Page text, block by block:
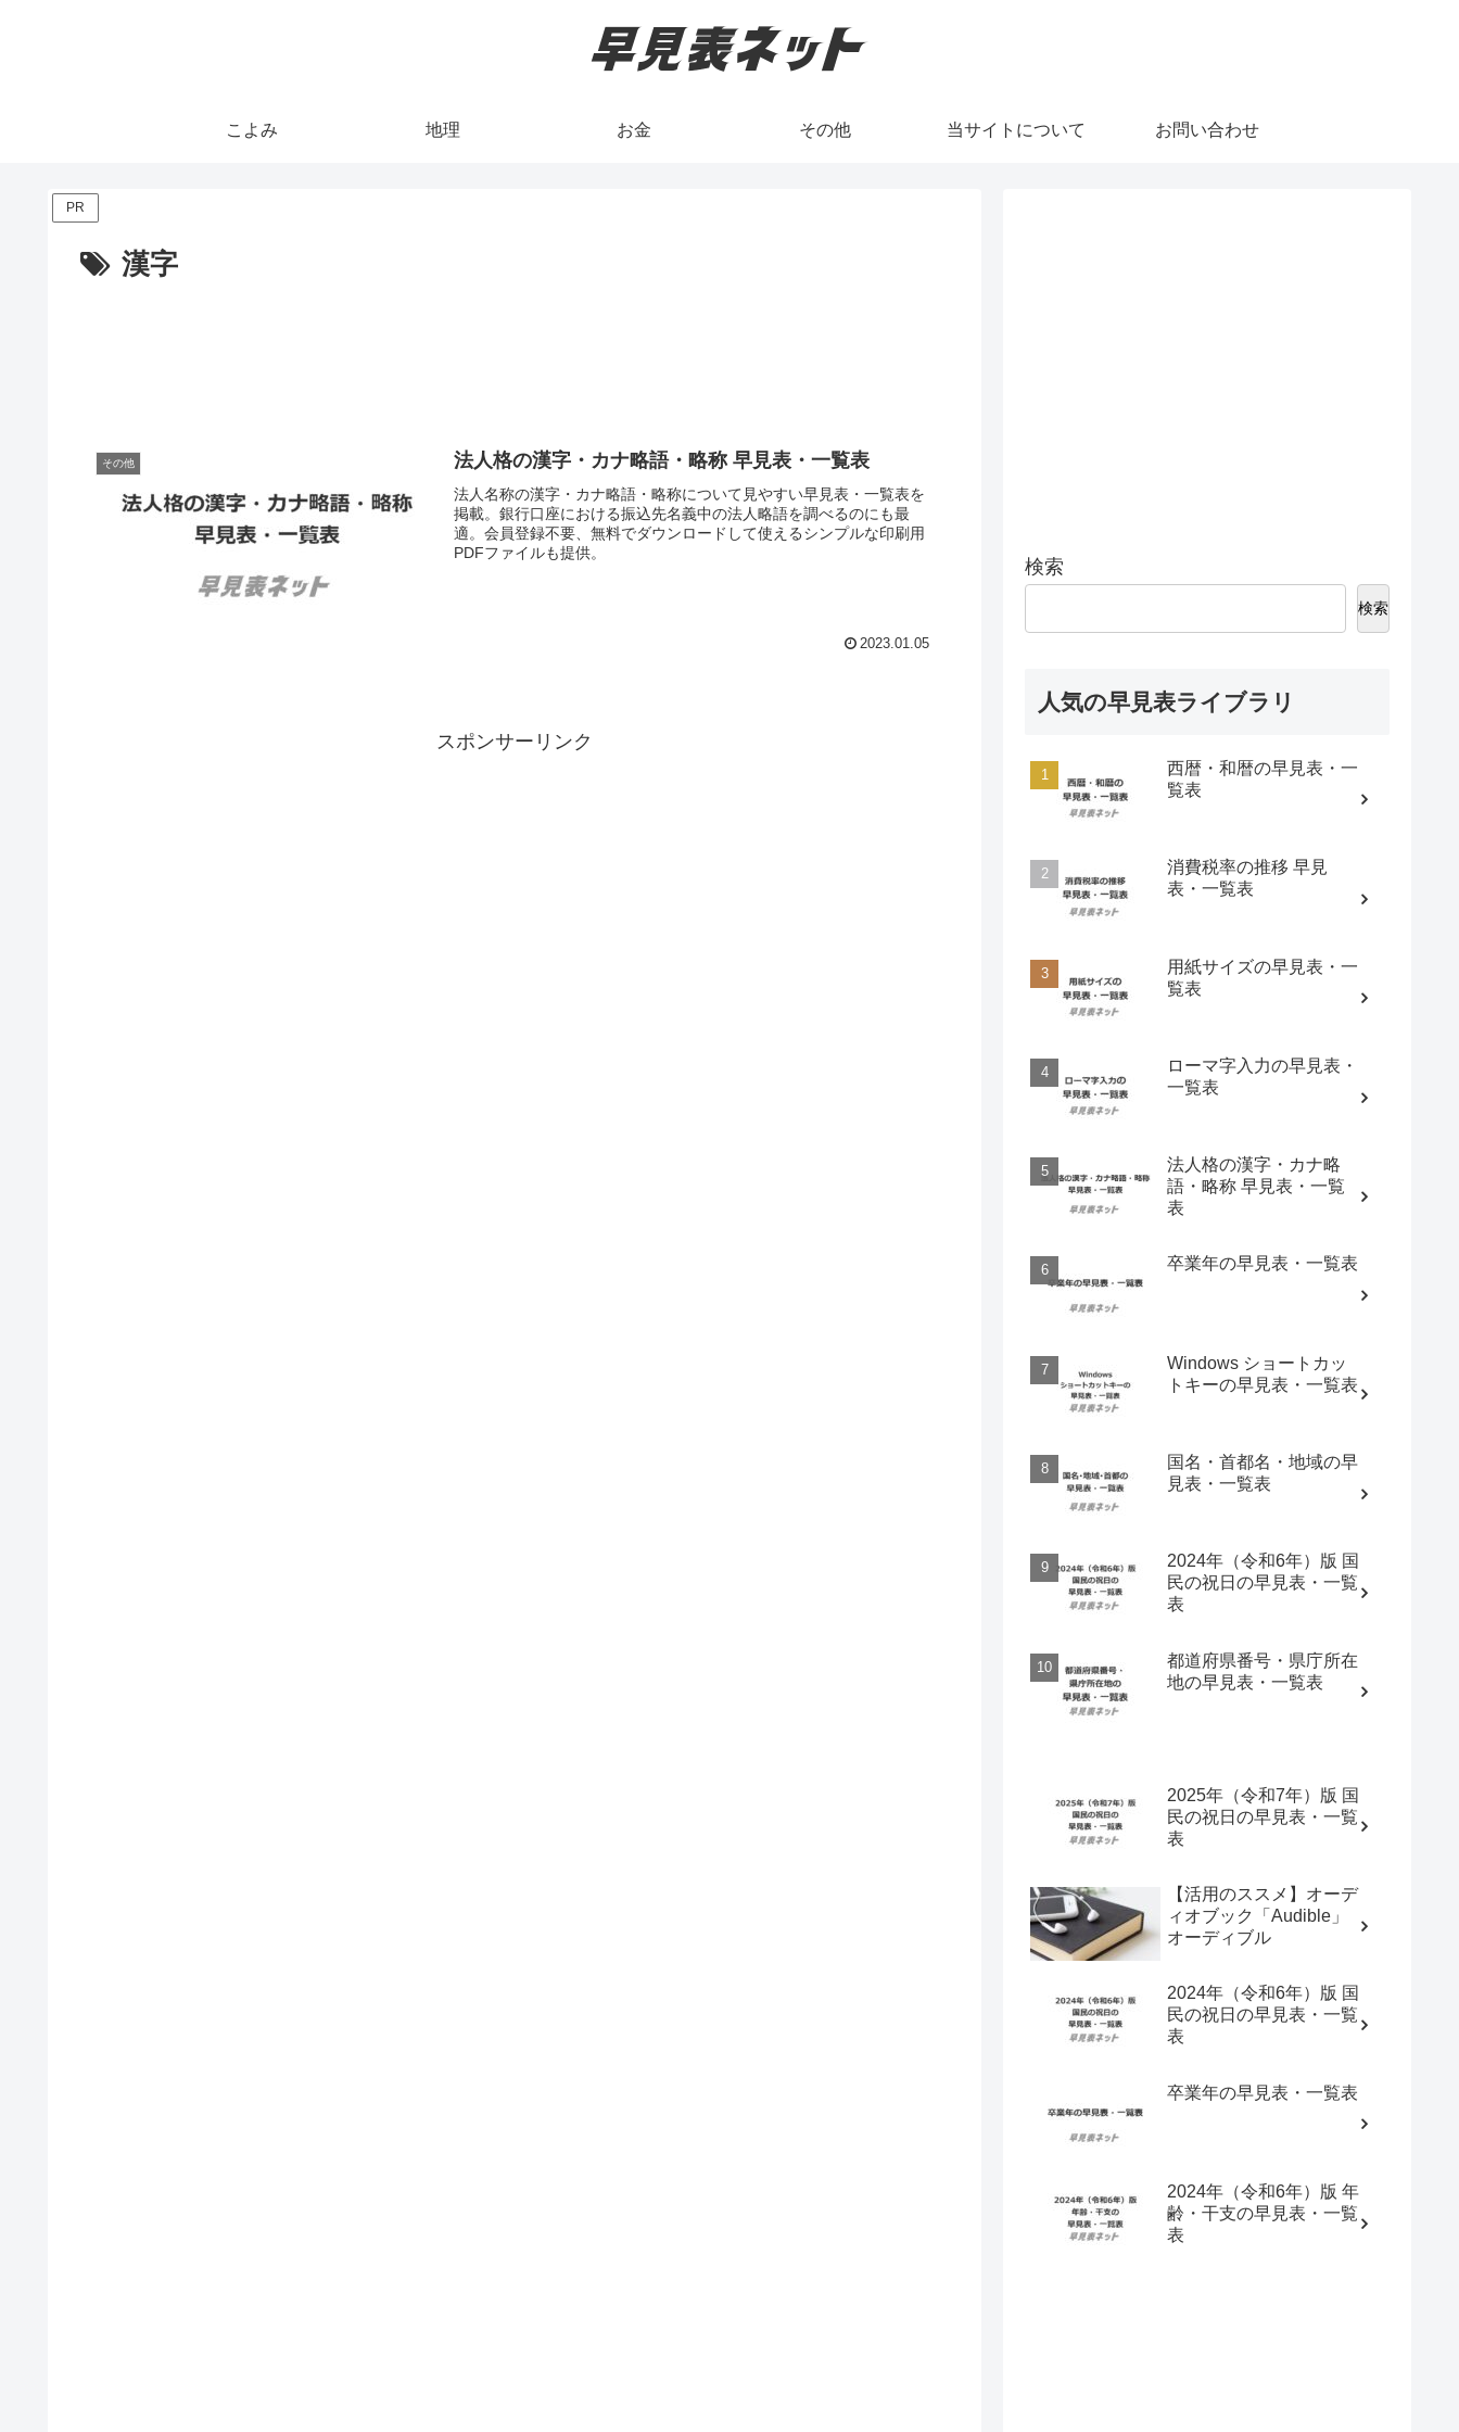
こよみ 地理 お金 その他 当サイトについて お問い合わせ
PR
漢字
その他 法人格の漢字・カナ略語・略称 早見表・一覧表
法人名称の漢字・カナ略語・略称について見やすい早見表・一覧表を
掲載。銀行口座における振込先名義中の法人略語を調べるのにも最
適。会員登録不要、無料でダウンロードして使えるシンプルな印刷用
PDFファイルも提供。
2023.01.05
スポンサーリンク
検索
検索
人気の早見表ライブラリ
西暦・和暦の早見表・一
覧表
消費税率の推移 早見
表・一覧表
用紙サイズの早見表・一
覧表
ローマ字入力の早見表・
一覧表
法人格の漢字・カナ略
語・略称 早見表・一覧
表
卒業年の早見表・一覧表
Windows ショートカッ
トキーの早見表・一覧表
国名・首都名・地域の早
見表・一覧表
2024年（令和6年）版 国
民の祝日の早見表・一覧
表
都道府県番号・県庁所在
地の早見表・一覧表
2025年（令和7年）版 国
民の祝日の早見表・一覧
表
【活用のススメ】オーデ
ィオブック「Audible」
オーディブル
2024年（令和6年）版 国
民の祝日の早見表・一覧
表
卒業年の早見表・一覧表
2024年（令和6年）版 年
齢・干支の早見表・一覧
表